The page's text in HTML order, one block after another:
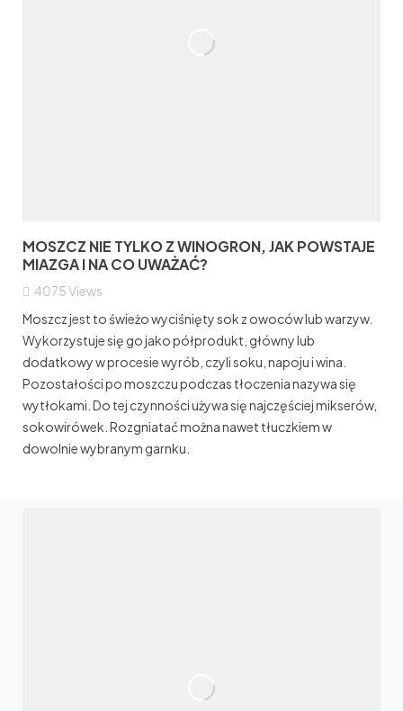
MOSZCZ NIE TYLKO Z WINOGRON, JAK POWSTAJE
MIAZGA I NA CO UWAŻAĆ?
4075Views
Moszcz jest to świeżo wyciśnięty sok z owoców lub warzyw.
Wykorzystuje się go jako półprodukt, główny lub
dodatkowy w procesie wyrób, czyli soku, napoju i wina.
Pozostałości po moszczu podczas tłoczenia nazywa się
wytłokami. Do tej czynności używa się najczęściej mikserów,
sokowirówek. Rozgniatać można nawet tłuczkiem w
dowolnie wybranym garnku.